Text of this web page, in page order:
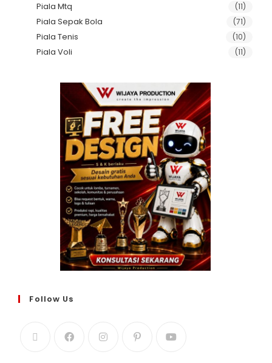
Piala Mtq (11)
Piala Sepak Bola (71)
Piala Tenis (10)
Piala Voli (11)
Follow Us